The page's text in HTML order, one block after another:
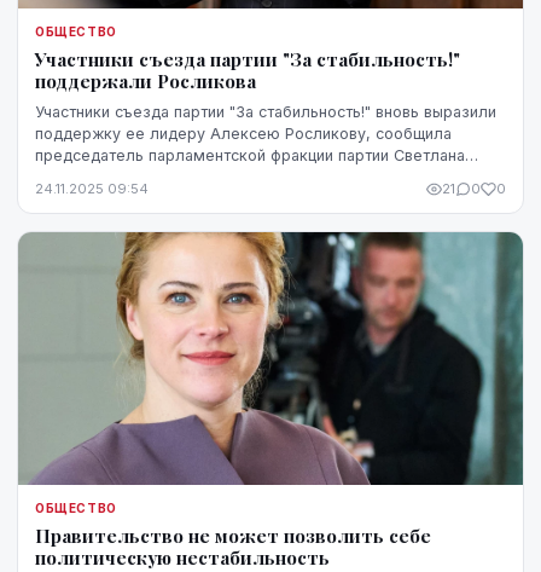
ОБЩЕСТВО
Участники съезда партии "За стабильность!"
поддержали Росликова
Участники съезда партии "За стабильность!" вновь выразили
поддержку ее лидеру Алексею Росликову, сообщила
председатель парламентской фракции партии Светлана
24.11.2025 09:54 21 0 0
ОБЩЕСТВО
Правительство не может позволить себе
политическую нестабильность